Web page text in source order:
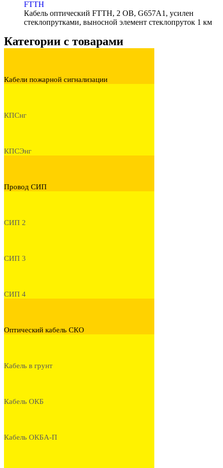
FTTH
Кабель оптический FTTH, 2 ОВ, G657A1, усилен
стеклопрутками, выносной элемент стеклопруток 1 км
Категории с товарами
Кабели пожарной сигнализации
КПСнг
КПСЭнг
Провод СИП
СИП 2
СИП 3
СИП 4
Оптический кабель СКО
Кабель в грунт
Кабель ОКБ
Кабель ОКБА-П